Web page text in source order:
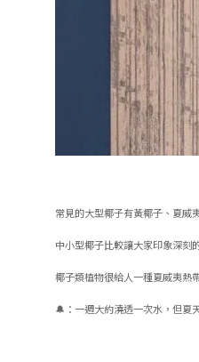
常見的大型椰子有黃椰子、夏威
中小型椰子比較讓大家印象深刻
椰子類植物很給人一種夏威夷熱
🔔：一週大約澆透一次水，但夏